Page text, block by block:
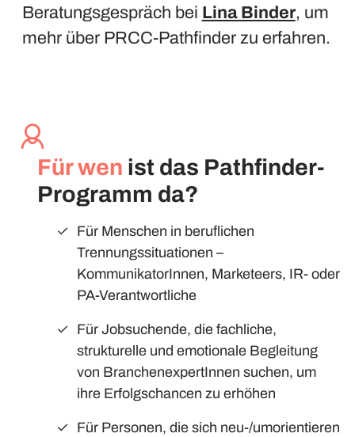
Beratungsgespräch bei Lina Binder, um
mehr über PRCC-Pathfinder zu erfahren.
Für wen ist das Pathfinder-
Programm da?
Für Menschen in beruflichen
Trennungssituationen –
KommunikatorInnen, Marketeers, IR- oder
PA-Verantwortliche
Für Jobsuchende, die fachliche,
strukturelle und emotionale Begleitung
von BranchenexpertInnen suchen, um
ihre Erfolgschancen zu erhöhen
Für Personen, die sich neu-/umorientieren